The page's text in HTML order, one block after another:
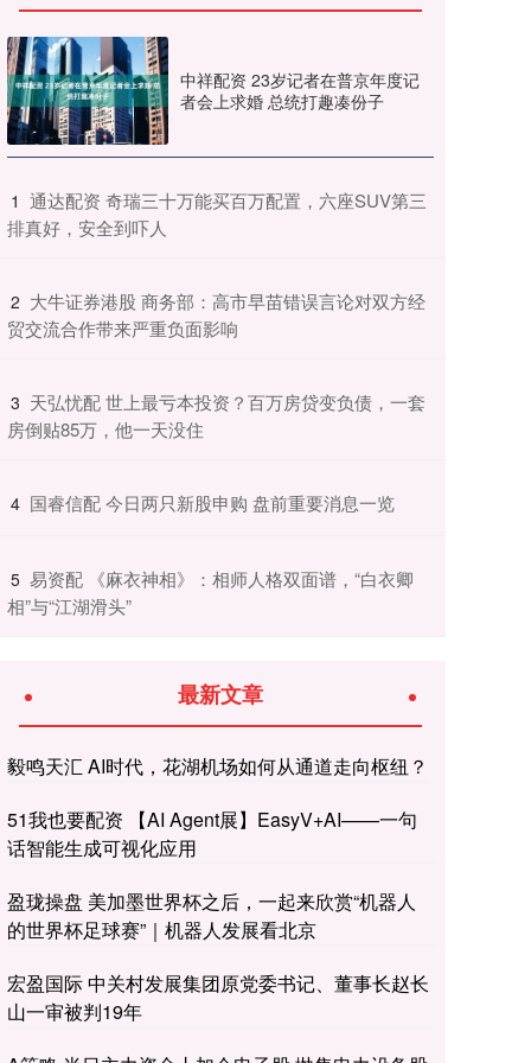
中祥配资 23岁记者在普京年度记
者会上求婚 总统打趣凑份子
1 ​通达配资 奇瑞三十万能买百万配置，六座SUV第三
排真好，安全到吓人
2 ​大牛证券港股 商务部：高市早苗错误言论对双方经
贸交流合作带来严重负面影响
3 ​天弘忧配 世上最亏本投资？百万房贷变负债，一套
房倒贴85万，他一天没住
4 ​国睿信配 今日两只新股申购 盘前重要消息一览
5 ​易资配 《麻衣神相》：相师人格双面谱，“白衣卿
相”与“江湖滑头”
最新文章
毅鸣天汇 AI时代，花湖机场如何从通道走向枢纽？
51我也要配资 【AI Agent展】EasyV+AI——一句
话智能生成可视化应用
盈珑操盘 美加墨世界杯之后，一起来欣赏“机器人
的世界杯足球赛”｜机器人发展看北京
宏盈国际 中关村发展集团原党委书记、董事长赵长
山一审被判19年